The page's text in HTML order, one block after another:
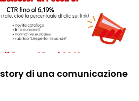
di una comunicazione